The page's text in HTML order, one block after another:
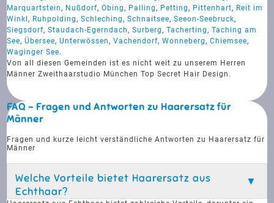
Marquartstein, Nußdorf,Obing, Palling, Petting, Pittenhart, Reit im
Winkl, Ruhpolding,Schleching,Schnaitsee,Seeon-Seebruck,
Siegsdorf,Staudach-Egerndach,Surberg,Tacherting,Taching am
See,Übersee,Unterwössen,Vachendorf,Wonneberg,Chiemsee,
Waginger See.
Von all diesen Gemeinden ist es nicht weit zu unserem Herren
Männer Zweithaarstudio München Top Secret Hair Design.
FAQ - Fragen und Antworten zu Haarersatz für
Männer
Fragen und kurze leicht verständliche Antworten zu Haarersatz für
Männer
Welche Vorteile bietet Haarersatz aus
Echthaar?